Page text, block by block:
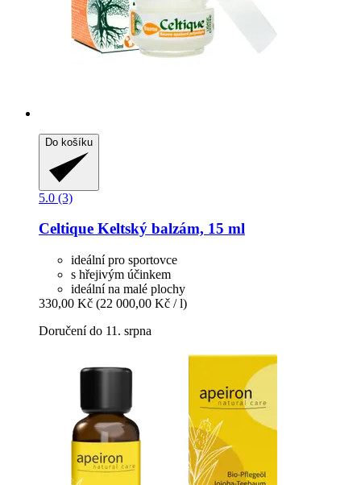
Do košíku
5.0 (3)
Celtique Keltský balzám, 15 ml
ideální pro sportovce
s hřejivým účinkem
ideální na malé plochy
330,00 Kč (22 000,00 Kč / l)
Doručení do 11. srpna